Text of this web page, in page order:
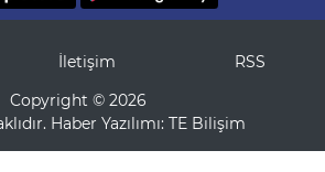
İletişim
RSS
Copyright © 2026
Haber Yazılımı: TE Bilişim